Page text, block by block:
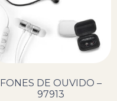
FONES DE OUVIDO –
97913